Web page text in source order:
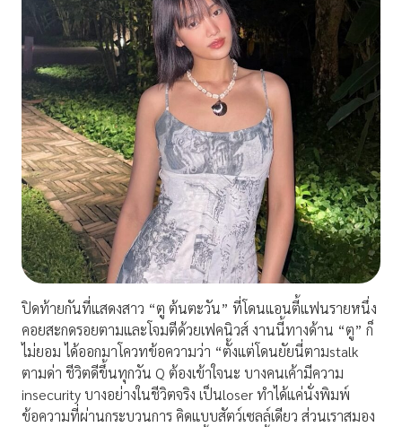
ปิดท้ายกันที่แสดงสาว “ตู ต้นตะวัน” ที่โดนแอนตี้แฟนรายหนึ่ง
คอยสะกดรอยตามและโจมตีด้วยเฟคนิวส์ งานนี้ทางด้าน “ตู” ก็
ไม่ยอม ได้ออกมาโควทข้อความว่า “ตั้งแต่โดนยัยนี่ตามstalk
ตามด่า ชีวิตดีขึ้นทุกวัน Q ต้องเข้าใจนะ บางคนเค้ามีความ
insecurity บางอย่างในชีวิตจริง เป็นloser ทำได้แค่นั่งพิมพ์
ข้อความที่ผ่านกระบวนการ คิดแบบสัตว์เซลล์เดียว ส่วนเราสมอง